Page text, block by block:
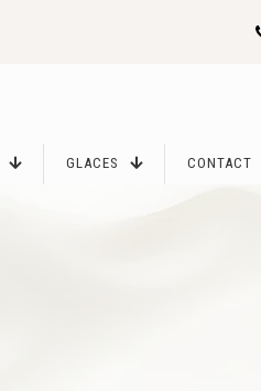
GLACES CONTACT